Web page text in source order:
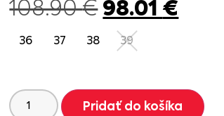
108.90€98.01 €
36 37 38 39
Pridať do košíka